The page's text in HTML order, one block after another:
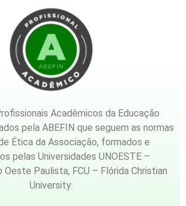
Acadêmicos da Educação
pela ABEFIN que seguem as normas
Ética da Associação, formados e
pelas Universidades UNOESTE –
Oeste Paulista, FCU – Flórida Christian
University: